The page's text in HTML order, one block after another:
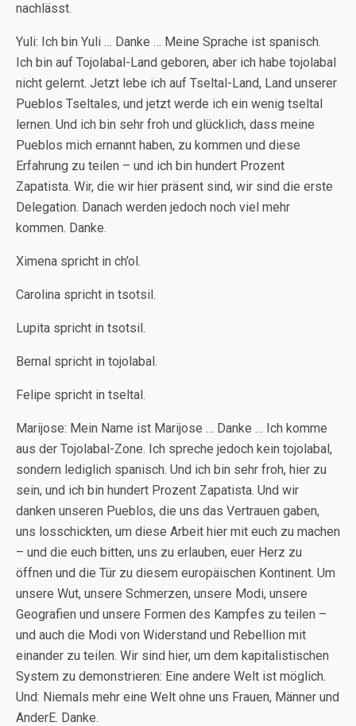
nachlässt.
Yuli: Ich bin Yuli … Danke … Meine Sprache ist spanisch.
Ich bin auf Tojolabal-Land geboren, aber ich habe tojolabal
nicht gelernt. Jetzt lebe ich auf Tseltal-Land, Land unserer
Pueblos Tseltales, und jetzt werde ich ein wenig tseltal
lernen. Und ich bin sehr froh und glücklich, dass meine
Pueblos mich ernannt haben, zu kommen und diese
Erfahrung zu teilen – und ich bin hundert Prozent
Zapatista. Wir, die wir hier präsent sind, wir sind die erste
Delegation. Danach werden jedoch noch viel mehr
kommen. Danke.
Ximena spricht in ch’ol.
Carolina spricht in tsotsil.
Lupita spricht in tsotsil.
Bernal spricht in tojolabal.
Felipe spricht in tseltal.
Marijose: Mein Name ist Marijose … Danke … Ich komme
aus der Tojolabal-Zone. Ich spreche jedoch kein tojolabal,
sondern lediglich spanisch. Und ich bin sehr froh, hier zu
sein, und ich bin hundert Prozent Zapatista. Und wir
danken unseren Pueblos, die uns das Vertrauen gaben,
uns losschickten, um diese Arbeit hier mit euch zu machen
– und die euch bitten, uns zu erlauben, euer Herz zu
öffnen und die Tür zu diesem europäischen Kontinent. Um
unsere Wut, unsere Schmerzen, unsere Modi, unsere
Geografien und unsere Formen des Kampfes zu teilen –
und auch die Modi von Widerstand und Rebellion mit
einander zu teilen. Wir sind hier, um dem kapitalistischen
System zu demonstrieren: Eine andere Welt ist möglich.
Und: Niemals mehr eine Welt ohne uns Frauen, Männer und
AnderE. Danke.